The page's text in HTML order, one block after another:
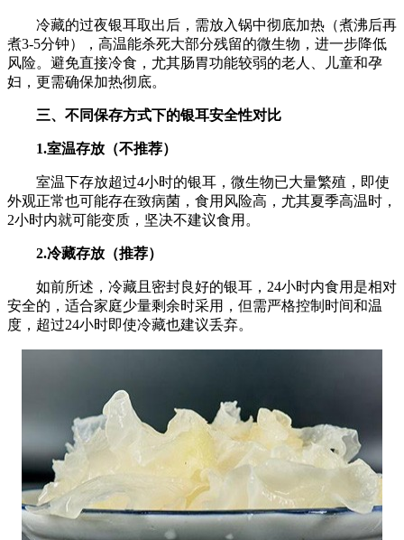
冷藏的过夜银耳取出后，需放入锅中彻底加热（煮沸后再
煮3-5分钟），高温能杀死大部分残留的微生物，进一步降低
风险。避免直接冷食，尤其肠胃功能较弱的老人、儿童和孕
妇，更需确保加热彻底。
三、不同保存方式下的银耳安全性对比
1.室温存放（不推荐）
室温下存放超过4小时的银耳，微生物已大量繁殖，即使
外观正常也可能存在致病菌，食用风险高，尤其夏季高温时，
2小时内就可能变质，坚决不建议食用。
2.冷藏存放（推荐）
如前所述，冷藏且密封良好的银耳，24小时内食用是相对
安全的，适合家庭少量剩余时采用，但需严格控制时间和温
度，超过24小时即使冷藏也建议丢弃。